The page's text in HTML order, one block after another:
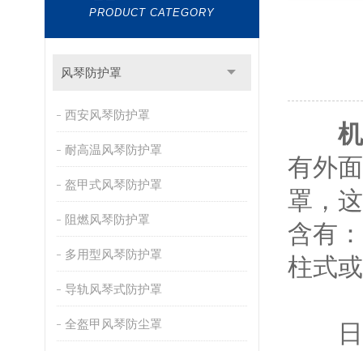
PRODUCT CATEGORY
风琴防护罩
西安风琴防护罩
耐高温风琴防护罩
盔甲式风琴防护罩
阻燃风琴防护罩
多用型风琴防护罩
导轨风琴式防护罩
全盔甲风琴防尘罩
有外
罩，
含有
柱式
日常